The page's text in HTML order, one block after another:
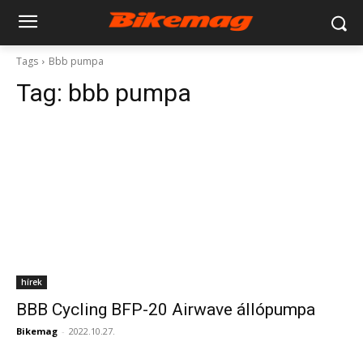
Tags Bbb pumpa
Tag: bbb pumpa
hírek
BBB Cycling BFP-20 Airwave állópumpa
Bikemag - 2022.10.27.